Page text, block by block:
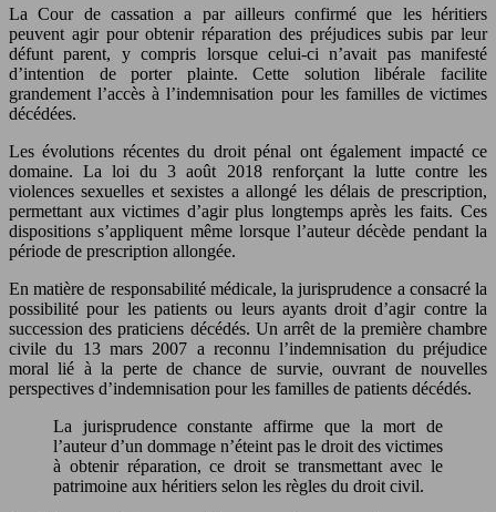
La Cour de cassation a par ailleurs confirmé que les héritiers
peuvent agir pour obtenir réparation des préjudices subis par leur
défunt parent, y compris lorsque celui-ci n’avait pas manifesté
d’intention de porter plainte. Cette solution libérale facilite
grandement l’accès à l’indemnisation pour les familles de victimes
décédées.
Les évolutions récentes du droit pénal ont également impacté ce
domaine. La loi du 3 août 2018 renforçant la lutte contre les
violences sexuelles et sexistes a allongé les délais de prescription,
permettant aux victimes d’agir plus longtemps après les faits. Ces
dispositions s’appliquent même lorsque l’auteur décède pendant la
période de prescription allongée.
En matière de responsabilité médicale, la jurisprudence a consacré la
possibilité pour les patients ou leurs ayants droit d’agir contre la
succession des praticiens décédés. Un arrêt de la première chambre
civile du 13 mars 2007 a reconnu l’indemnisation du préjudice
moral lié à la perte de chance de survie, ouvrant de nouvelles
perspectives d’indemnisation pour les familles de patients décédés.
La jurisprudence constante affirme que la mort de
l’auteur d’un dommage n’éteint pas le droit des victimes
à obtenir réparation, ce droit se transmettant avec le
patrimoine aux héritiers selon les règles du droit civil.